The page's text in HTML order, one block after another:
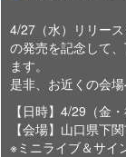
4/27（水）リリー
の発売を記念して
ます。
是非、お近くの会場
【日時】4/29（
【会場】山口県下
※ミニライブ＆サイ